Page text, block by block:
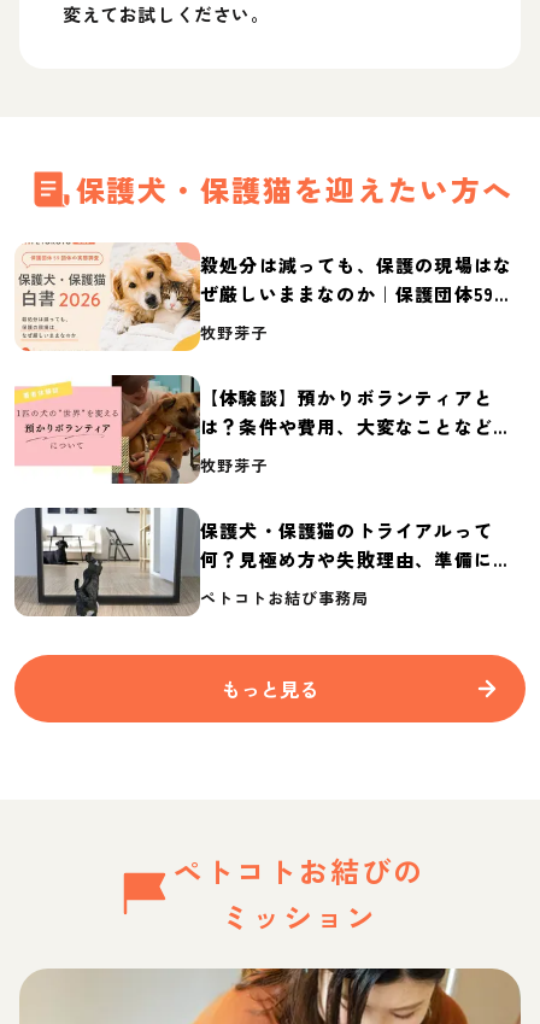
変えてお試しください。
保護犬・保護猫を迎えたい方へ
殺処分は減っても、保護の現場はな
ぜ厳しいままなのか｜保護団体59団
体の実態調査【保護犬・保護猫白書
牧野芽子
【体験談】預かりボランティアと
は？条件や費用、大変なことなど紹
介
牧野芽子
保護犬・保護猫のトライアルって
何？見極め方や失敗理由、準備に必
要なものを紹介
ペトコトお結び事務局
もっと見る
ペトコトお結びの
ミッション